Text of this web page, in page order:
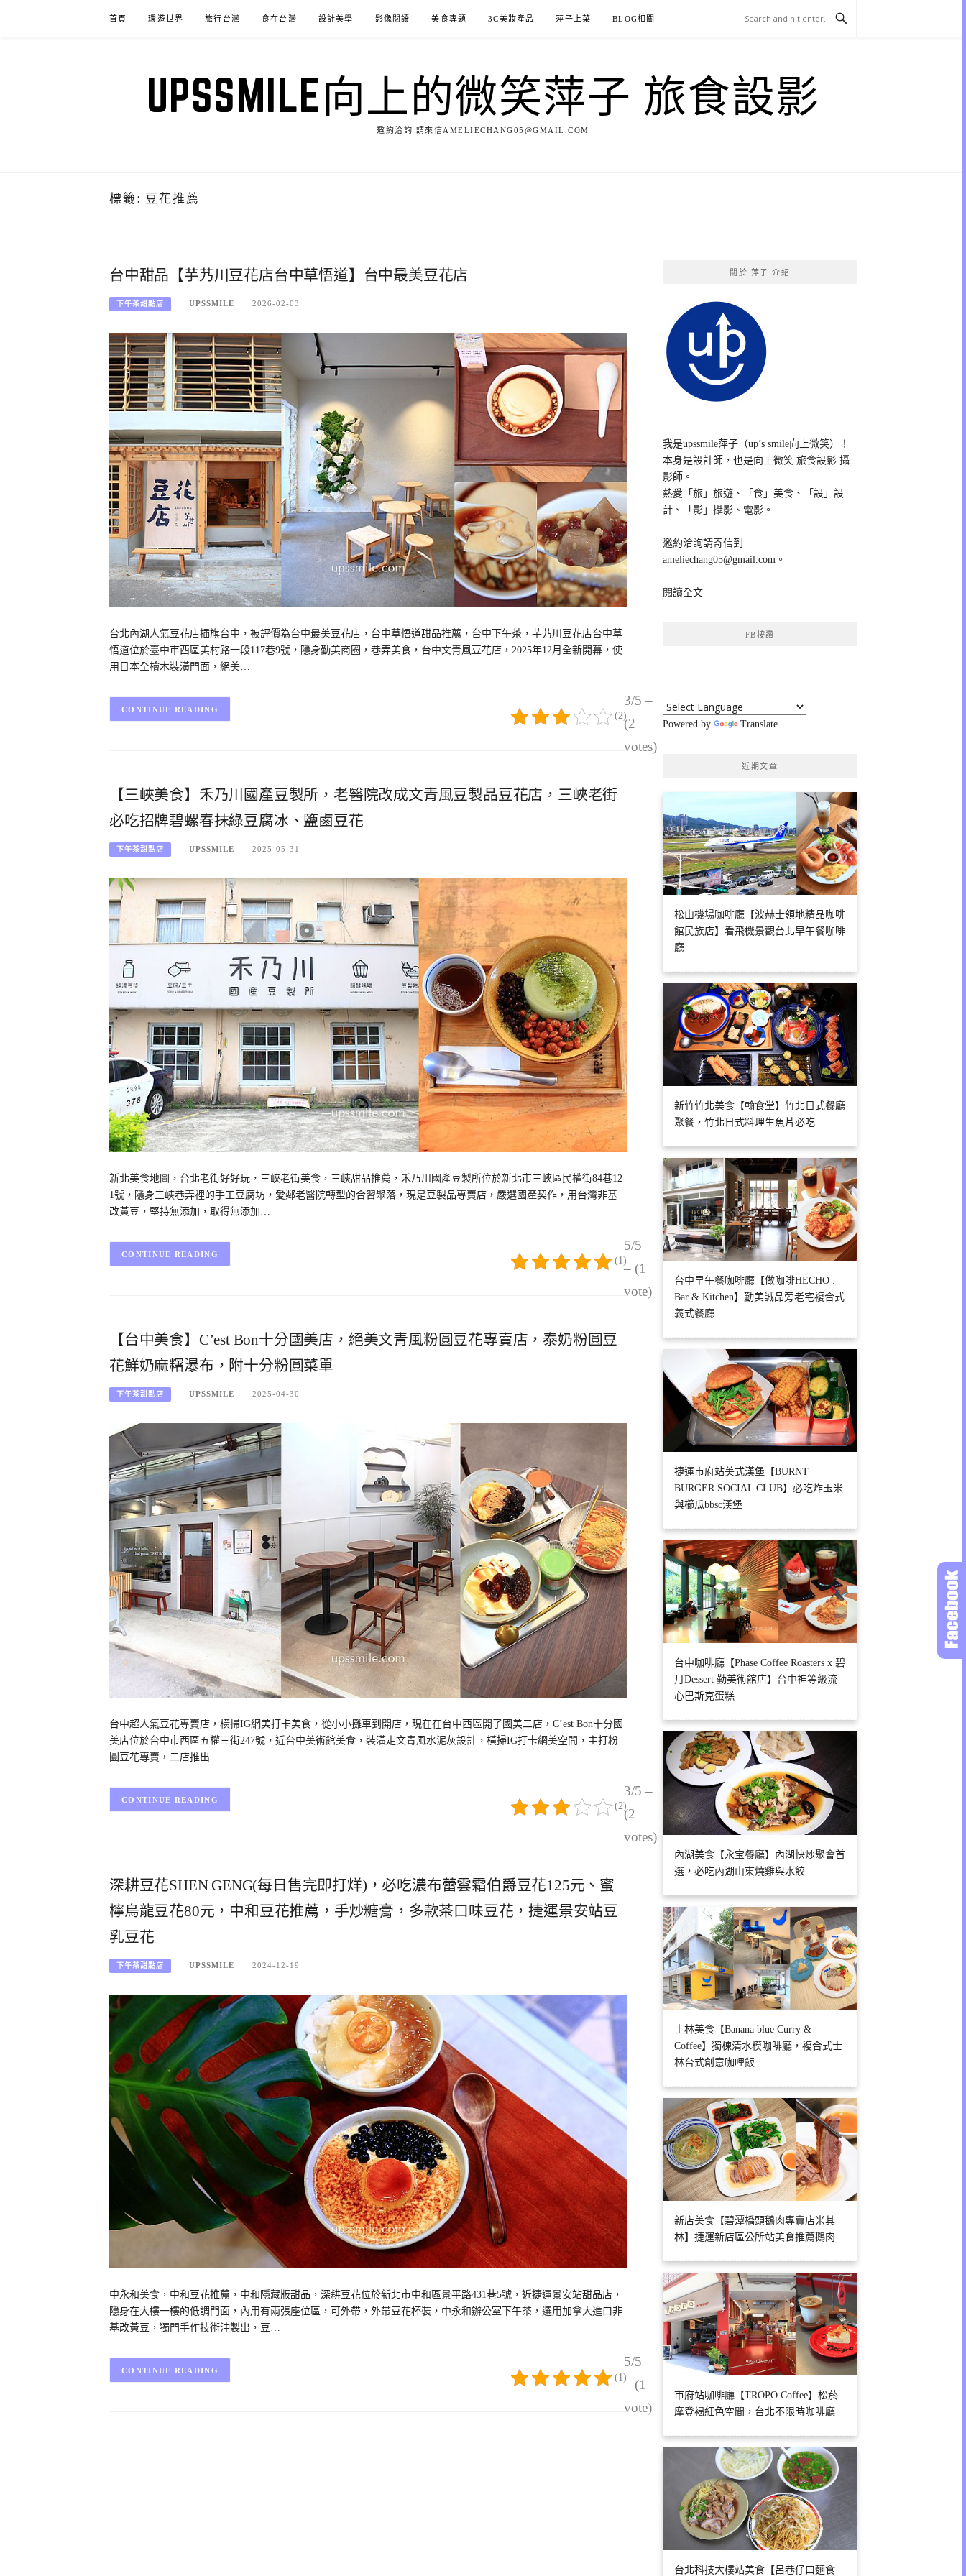
首頁 環遊世界 旅行台灣 食在台灣 設計美學 影像閱讀 美食專題 3C美妝產品 萍子上菜 BLOG相關
UPSSMILE向上的微笑萍子 旅食設影
邀約洽詢 請來信AMELIECHANG05@GMAIL.COM
標籤: 豆花推薦
台中甜品【芋艿川豆花店台中草悟道】台中最美豆花店
下午茶甜點店 UPSSMILE 2026-02-03
台北內湖人氣豆花店插旗台中，被評價為台中最美豆花店，台中草悟道甜品推薦，台中下午茶，芋艿川豆花店台中草
悟道位於臺中市西區美村路一段117巷9號，隱身勤美商圈，巷弄美食，台中文青風豆花店，2025年12月全新開幕，使
用日本全檜木裝潢門面，絕美…
3/5 –
(2
votes)
(2)
CONTINUE READING
【三峽美食】禾乃川國產豆製所，老醫院改成文青風豆製品豆花店，三峽老街
必吃招牌碧螺春抹綠豆腐冰、鹽鹵豆花
下午茶甜點店 UPSSMILE 2025-05-31
新北美食地圖，台北老街好好玩，三峽老街美食，三峽甜品推薦，禾乃川國產豆製所位於新北市三峽區民權街84巷12-
1號，隱身三峽巷弄裡的手工豆腐坊，愛鄰老醫院轉型的合習聚落，現是豆製品專賣店，嚴選國產契作，用台灣非基
改黃豆，堅持無添加，取得無添加…
5/5
– (1
vote)
(1)
CONTINUE READING
【台中美食】C’est Bon十分國美店，絕美文青風粉圓豆花專賣店，泰奶粉圓豆
花鮮奶麻糬瀑布，附十分粉圓菜單
下午茶甜點店 UPSSMILE 2025-04-30
台中超人氣豆花專賣店，橫掃IG網美打卡美食，從小小攤車到開店，現在在台中西區開了國美二店，C’est Bon十分國
美店位於台中市西區五權三街247號，近台中美術館美食，裝潢走文青風水泥灰設計，橫掃IG打卡網美空間，主打粉
圓豆花專賣，二店推出…
3/5 –
(2
votes)
(2)
CONTINUE READING
深耕豆花SHEN GENG(每日售完即打烊)，必吃濃布蕾雲霜伯爵豆花125元、蜜
檸烏龍豆花80元，中和豆花推薦，手炒糖膏，多款茶口味豆花，捷運景安站豆
乳豆花
下午茶甜點店 UPSSMILE 2024-12-19
中永和美食，中和豆花推薦，中和隱藏版甜品，深耕豆花位於新北市中和區景平路431巷5號，近捷運景安站甜品店，
隱身在大樓一樓的低調門面，內用有兩張座位區，可外帶，外帶豆花杯裝，中永和辦公室下午茶，選用加拿大進口非
基改黃豆，獨門手作技術沖製出，豆…
5/5
– (1
vote)
(1)
CONTINUE READING
關於 萍子 介紹
我是upssmile萍子（up’s smile向上微笑）！
本身是設計師，也是向上微笑 旅食設影 攝
影師。
熱愛「旅」旅遊、「食」美食、「設」設
計、「影」攝影、電影。
邀約洽詢請寄信到
ameliechang05@gmail.com。
閱讀全文
FB按讚
Powered by Translate
近期文章
松山機場咖啡廳【波赫士領地精品咖啡
館民族店】看飛機景觀台北早午餐咖啡
廳
新竹竹北美食【翰食堂】竹北日式餐廳
聚餐，竹北日式料理生魚片必吃
台中早午餐咖啡廳【做咖啡HECHO :
Bar & Kitchen】勤美誠品旁老宅複合式
義式餐廳
捷運市府站美式漢堡【BURNT
BURGER SOCIAL CLUB】必吃炸玉米
與櫛瓜bbsc漢堡
台中咖啡廳【Phase Coffee Roasters x 碧
月Dessert 勤美術館店】台中神等級流
心巴斯克蛋糕
內湖美食【永宝餐廳】內湖快炒聚會首
選，必吃內湖山東燒雞與水餃
士林美食【Banana blue Curry &
Coffee】獨棟清水模咖啡廳，複合式士
林台式創意咖哩飯
新店美食【碧潭橋頭鵝肉專賣店米其
林】捷運新店區公所站美食推薦鵝肉
市府站咖啡廳【TROPO Coffee】松菸
摩登褐紅色空間，台北不限時咖啡廳
台北科技大樓站美食【呂巷仔口麵食